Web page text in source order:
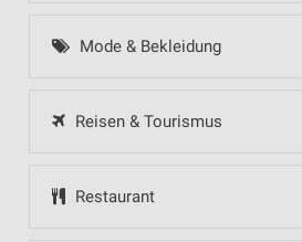
Mode & Bekleidung
Reisen & Tourismus
Restaurant